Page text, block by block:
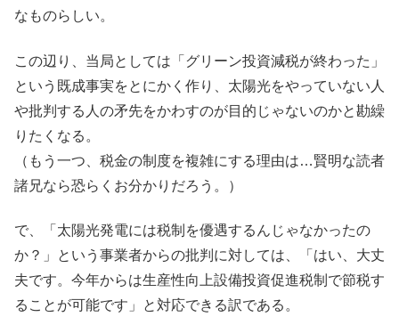
なものらしい。
この辺り、当局としては「グリーン投資減税が終わった」
という既成事実をとにかく作り、太陽光をやっていない人
や批判する人の矛先をかわすのが目的じゃないのかと勘繰
りたくなる。
（もう一つ、税金の制度を複雑にする理由は…賢明な読者
諸兄なら恐らくお分かりだろう。）
で、「太陽光発電には税制を優遇するんじゃなかったの
か？」という事業者からの批判に対しては、「はい、大丈
夫です。今年からは生産性向上設備投資促進税制で節税す
ることが可能です」と対応できる訳である。